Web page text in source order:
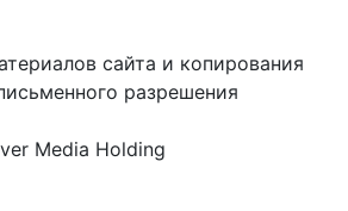
сайта и копирования
разрешения
Media Holding